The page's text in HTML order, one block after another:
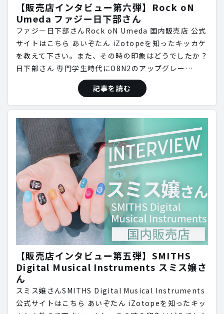
【販売店インタビュー第六弾】Rock oN
Umeda ファジー日下部さん
ファジー日下部さんRock oN Umeda 国内販売店 公式
サイトはこちら あいぞたん iZotopeを知ったキッカケ
を教えて下さい。また、その時の印象はどうでしたか？
日下部さん 専門学生時代にO8N2のアップグレー…
記事を読む
【販売店インタビュー第五弾】SMITHS
Digital Musical Instruments スミス嬢さ
ん
スミス嬢さんSMITHS Digital Musical Instruments
公式サイトはこちら あいぞたん iZotopeを知ったキッ